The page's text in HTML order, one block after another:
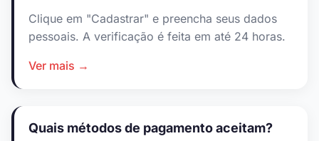
Clique em "Cadastrar" e preencha seus dados
pessoais. A verificação é feita em até 24 horas.
Ver mais →
Quais métodos de pagamento aceitam?